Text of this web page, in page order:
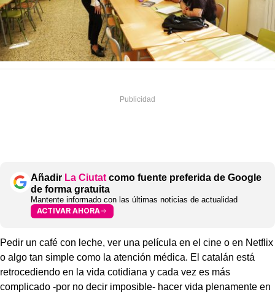
Añadir La Ciutat como fuente preferida de Google
de forma gratuita
Mantente informado con las últimas noticias de actualidad
ACTIVAR AHORA
Pedir un café con leche, ver una película en el cine o en Netflix
o algo tan simple como la atención médica. El catalán está
retrocediendo en la vida cotidiana y cada vez es más
complicado -por no decir imposible- hacer vida plenamente en